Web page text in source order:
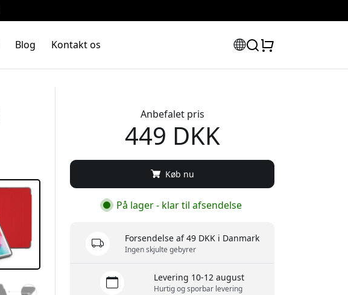
Blog Kontakt os
Anbefalet pris
449 DKK
Køb nu
På lager - klar til afsendelse
Forsendelse af 49 DKK i Danmark
Ingen skjulte gebyrer
Levering 10-12 august
Hurtig og sporbar levering